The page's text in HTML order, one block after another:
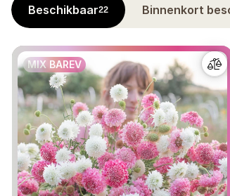
Beschikbaar22 Binnenkort
MIX BAREV